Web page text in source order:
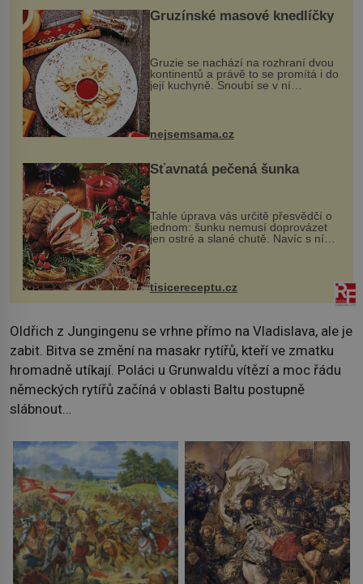
Gruzínské masové knedlíčky
Gruzie se nachází na rozhraní dvou
kontinentů a právě to se promítá i do
její kuchyně. Snoubí se v ní
evropské a asijské chutě a díky tomu
pokrmy, které rozhodně st...
nejsemsama.cz
Šťavnatá pečená šunka
Tahle úprava vás určitě přesvědčí o
jednom: šunku nemusí doprovázet
jen ostré a slané chutě. Navíc s ní
nakrmíte poměrně hodně hladových
krků. Ingredience sádlo 3 kg šunky
vcelku 3 stroužky česneku hl...
tisicereceptu.cz
Oldřich z Jungingenu se vrhne přímo na Vladislava, ale je
zabit. Bitva se změní na masakr rytířů, kteří ve zmatku
hromadně utíkají. Poláci u Grunwaldu vítězí a moc řádu
německých rytířů začíná v oblasti Baltu postupně
slábnout…